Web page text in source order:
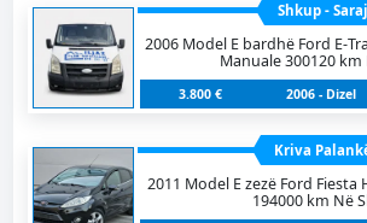
Shkup - Saraj
2006 Model E bardhë Ford E-
Manuale 300120 km
3.800 € 2006 - Dizel
Kriva
2011 Model E zezë Ford
194000 km Në